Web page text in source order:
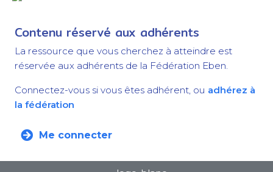
Contenu réservé aux adhérents
La ressource que vous cherchez à atteindre est
réservée aux adhérents de la Fédération Eben.
Connectez-vous si vous êtes adhérent, ou adhérez à
la fédération
Me connecter